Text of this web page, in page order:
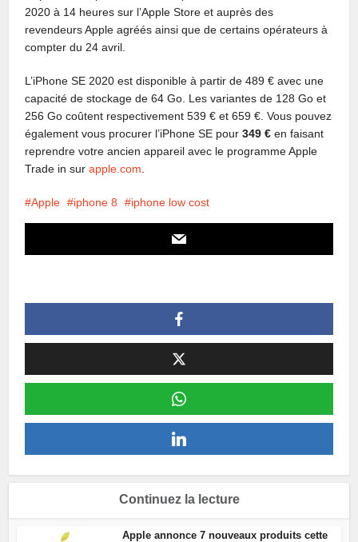
2020 à 14 heures sur l’Apple Store et auprès des
revendeurs Apple agréés ainsi que de certains opérateurs à
compter du 24 avril.
L’iPhone SE 2020 est disponible à partir de 489 € avec une
capacité de stockage de 64 Go. Les variantes de 128 Go et
256 Go coûtent respectivement 539 € et 659 €. Vous pouvez
également vous procurer l’iPhone SE pour349 €en faisant
reprendre votre ancien appareil avec le programme Apple
Trade in surapple.com
Apple iphone 8 iphone low cost
Continuez la lecture
Apple annonce 7 nouveaux produits cette